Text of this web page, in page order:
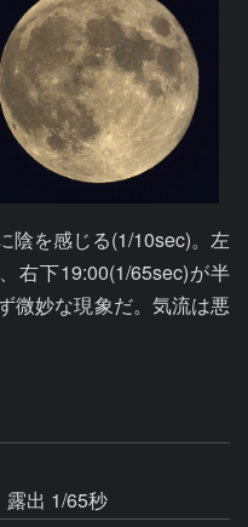
陰を感じる(1/10sec)。左
右下19:00(1/65sec)が半
微妙な現象だ。気流は悪
露出 1/65秒